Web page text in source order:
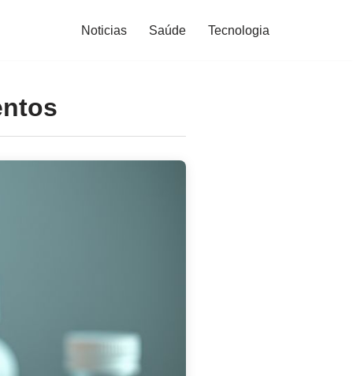
Noticias Saúde Tecnologia